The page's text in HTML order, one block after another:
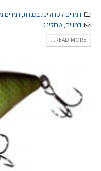
דמויים לטרולינג בכנרת,דמויים
דמויים, טרולינג
READ MORE...